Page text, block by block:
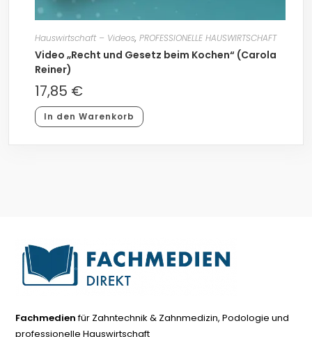
Hauswirtschaft – Videos, PROFESSIONELLE HAUSWIRTSCHAFT
Video „Recht und Gesetz beim Kochen“ (Carola
Reiner)
17,85 €
In den Warenkorb
Fachmedienfür Zahntechnik & Zahnmedizin, Podologie und
professionelle Hauswirtschaft